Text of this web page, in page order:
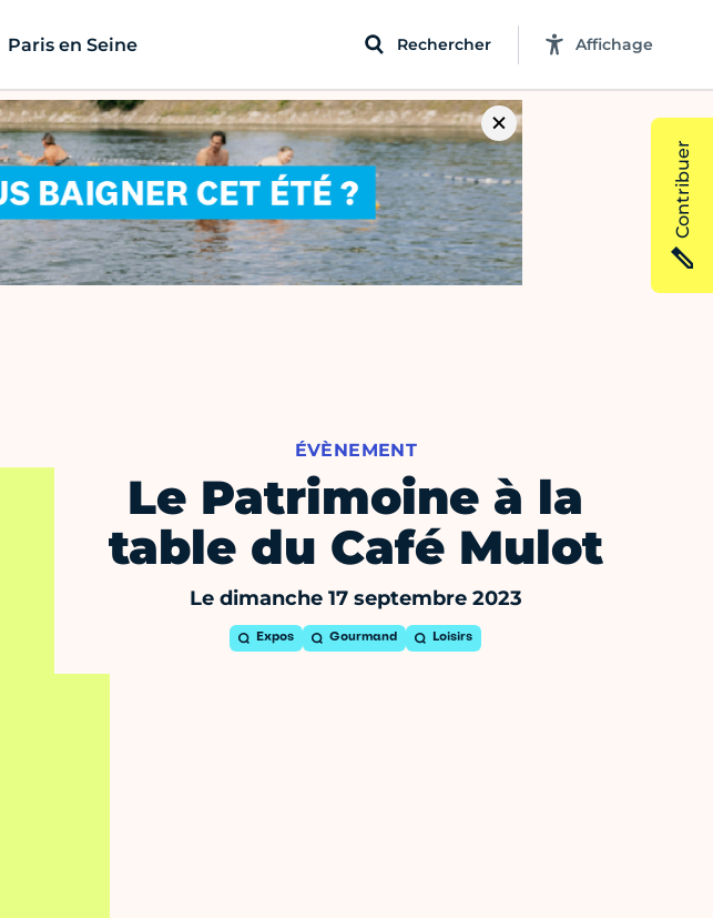
Paris en Seine Rechercher Affichage
ÉVÈNEMENT
Le Patrimoine à la
table du Café Mulot
Le dimanche 17 septembre 2023
Expos Gourmand Loisirs
Contribuer